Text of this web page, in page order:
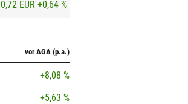
0,72 EUR +0,64 %
vor AGA (p.a.)
+8,08 %
+5,63 %